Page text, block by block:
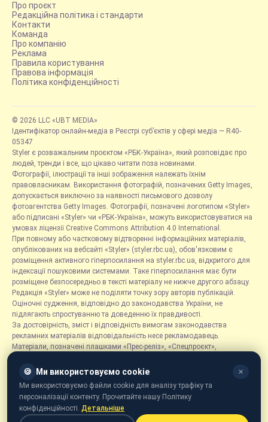
Про проєкт
Редакційна політика і стандарти
Контакти
Команда
Про компанію
Реклама
Правила користування
Правова інформація
Політика конфіденційності
© 2026 LLC «UBT MEDIA»
Ідентифікатор онлайн-медіа в Реєстрі суб’єктів у сфері медіа — R40-
05347
Styler є розважальним проєктом «РБК-Україна», який розповідає про
людей, тренди і все, що цікаво читати поза новинами.
Фотографії, ілюстрації та інші зображення належать їхнім
правовласникам. Використання фотографій, позначених Getty Images,
допускається виключно за наявності письмового дозволу
фотоагентства Getty Images. Фотографії, позначені логотипом «Styler»
або підписані «Styler» чи «РБК-Україна», можуть використовуватися на
умовах ліцензії Creative Commons Attribution 4.0 International.
При повному або частковому відтворенні інформаційних матеріалів,
опублікованих на вебсайті «Styler» (styler.rbc.ua), обов'язковим є
розміщення активного гіперпосилання на styler.rbc.ua, відкритого для
індексації пошуковими системами. Таке гіперпосилання має бути
розміщене безпосередньо в тексті матеріалу не нижче другого абзацу.
Редакція «Styler» може не поділяти точку зору авторів публікацій.
Оціночні судження, відповідно до законодавства України, не
підлягають спростуванню та доведенню їх правдивості.
За достовірність, зміст і відповідність вимогам законодавства
рекламних матеріалів відповідальність несе рекламодавець.
Матеріали, позначені плашками «Прес-реліз», «Спецпроєкт»,
розміщуються на правах реклами.
Рубрика «Новини компаній» є інформаційним форматом, що містить
новини, повідомлення та оголошення, пов'язані з діяльністю
компаній, і ґрунтується на інформації, наданій відповідними
компаніями. Редакція не несе відповідальності за достовірність такої
🍪 Ми використовуємо cookie ✕
Ми використовуємо файли cookie для аналізу трафіку та
персоналізації контенту. Прочитайте нашу Політику
конфіденційності. Детальніше